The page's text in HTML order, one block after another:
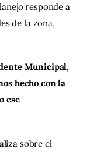
responde a
de la zona,
Municipal,
hecho con la
ese
sobre el